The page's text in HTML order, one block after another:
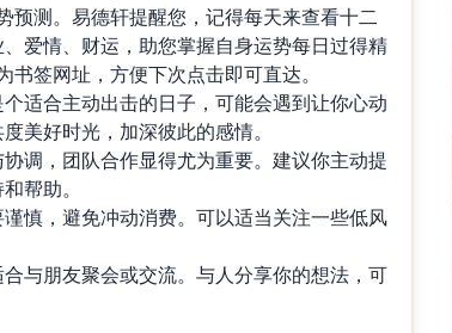
预测。易德轩提醒您，记得每天来查看十二
爱情、财运，助您掌握自身运势每日过得精
签网址，方便下次点击即可直达。
适合主动出击的日子，可能会遇到让你心动
美好时光，加深彼此的感情。
调，团队合作显得尤为重要。建议你主动提
帮助。
慎，避免冲动消费。可以适当关注一些低风
与朋友聚会或交流。与人分享你的想法，可